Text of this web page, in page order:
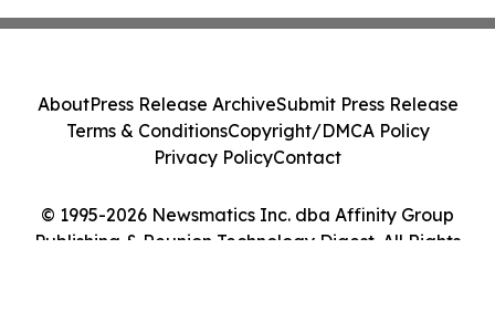
© 1995-2026 Newsmatics Inc. dba Affinity Group
Publishing & Reunion Technology Digest. All Rights
AboutPress Release ArchiveSubmit Press Release
Terms & ConditionsCopyright/DMCA Policy
Privacy PolicyContact